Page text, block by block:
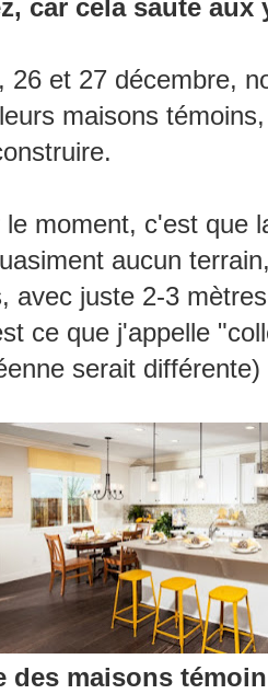
car cela saute aux
26 et 27 décembre,
maisons
le moment, c'est que
aucun
avec juste 2-3
ce que j'appelle
serait différente)
des maisons